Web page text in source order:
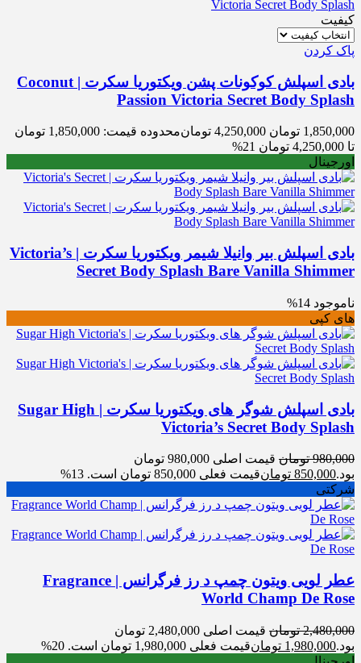
کیفیت
پاک کردن
بادی اسپلش کوکونات پشن ویکتوریا سکرت | Coconut
Passion Victoria Secret Body Splash
1,850,000 تومان 4,250,000 تومان
محدوده قیمت: 1,850,000 تومان
تا 4,250,000 تومان
21%
اورجینال
بادی اسپلش بیر وانیلا شیمر ویکتوریا سکرت | Victoria’s
Secret Body Splash Bare Vanilla Shimmer
ناموجود 14%
های کپی
بادی اسپلش شوگر های ویکتوریا سکرت | Sugar High
Victoria’s Secret Body Splash
980,000 تومان
قیمت اصلی 980,000 تومان
بود.850,000 تومانقیمت فعلی 850,000 تومان است.
13%
شرکتی
عطر لویی ویتون چمپ د رز فرگرانس | Fragrance
World Champ De Rose
2,480,000 تومان
قیمت اصلی 2,480,000 تومان
بود.1,980,000 تومانقیمت فعلی 1,980,000 تومان است.
20%